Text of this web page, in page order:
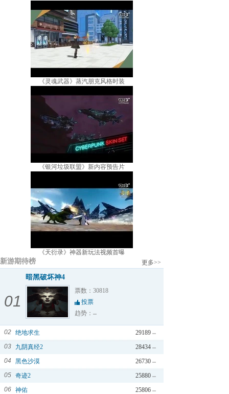
《灵魂武器》蒸汽朋克风格时装
《银河垃圾联盟》新内容预告片
《天衍录》神器新玩法视频首曝
新游期待榜 更多>>
01
暗黑破坏神4
票数：30818
投票
趋势：
02 29189
绝地求生
03
28434
九阴真经2
04
26730
黑色沙漠
05
25880
奇迹2
06
25806
神佑